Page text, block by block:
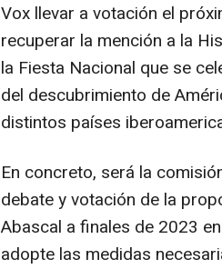
Vox llevar a votación el
recuperar la mención a la
la Fiesta Nacional que se
del descubrimiento de
distintos países
En concreto, será la
debate y votación de la
Abascal a finales de 2023
adopte las medidas